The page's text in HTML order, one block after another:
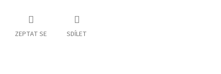
ZEPTAT SE SDÍLET